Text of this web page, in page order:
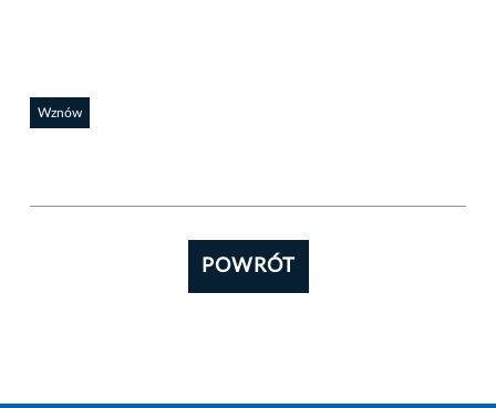
Wznów
POWRÓT